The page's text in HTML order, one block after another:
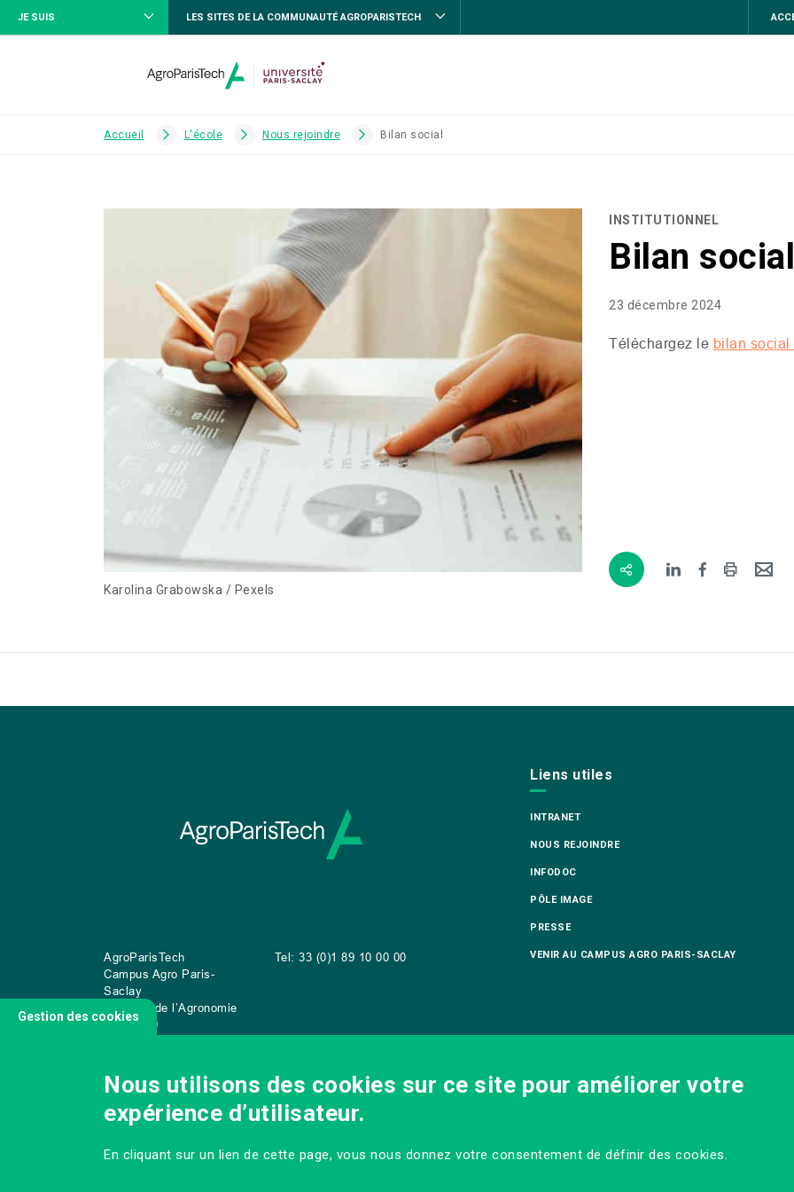
JE SUIS LES SITES DE LA COMMUNAUTÉ AGROPARISTECH
Accueil L'école Nous rejoindre Bilan social
Karolina Grabowska / Pexels
INSTITUTIONNEL
Bilan social
23 décembre 2024
Téléchargez le bilan social
AgroParisTech
Campus Agro Paris-
Saclay
22 place de l’Agronomie
CS20040
Tel: 33 (0)1 89 10 00 00
Liens utiles
INTRANET
NOUS REJOINDRE
INFODOC
PÔLE IMAGE
PRESSE
VENIR AU CAMPUS AGRO PARIS-SACLAY
Gestion des cookies
Nous utilisons des cookies sur ce site pour améliorer votre
expérience d’utilisateur.
En cliquant sur un lien de cette page, vous nous donnez votre consentement de définir des cookies.